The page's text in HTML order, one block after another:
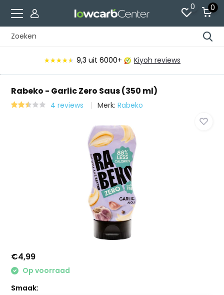
0 0
★★★★★
★★★★★ 9,3 uit 6000+ Kiyoh reviews
Rabeko - Garlic Zero Saus (350 ml)
4 reviews Merk:Rabeko
€4,99
Op voorraad
Smaak: